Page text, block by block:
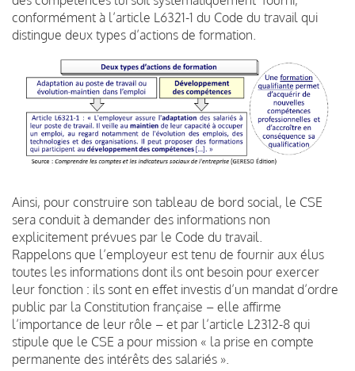
conformément à l’article L6321-1 du Code du travail qui
distingue deux types d’actions de formation.
Ainsi, pour construire son tableau de bord social, le CSE
sera conduit à demander des informations non
explicitement prévues par le Code du travail.
Rappelons que l’employeur est tenu de fournir aux élus
toutes les informations dont ils ont besoin pour exercer
leur fonction : ils sont en effet investis d’un mandat d’ordre
public par la Constitution française – elle affirme
l’importance de leur rôle – et par l’article L2312-8 qui
stipule que le CSE a pour mission « la prise en compte
permanente des intérêts des salariés ».